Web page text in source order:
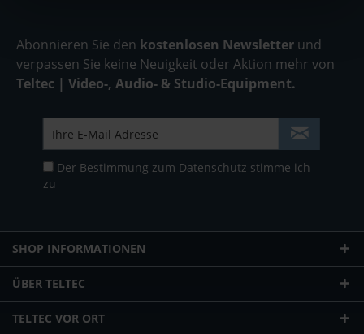
Abonnieren Sie den kostenlosen Newsletter und
verpassen Sie keine Neuigkeit oder Aktion mehr von
Teltec | Video-, Audio- & Studio-Equipment.
Der Bestimmung zum Datenschutz stimme ich
zu
SHOP INFORMATIONEN
ÜBER TELTEC
TELTEC VOR ORT